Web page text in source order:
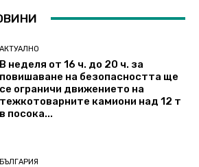
АКТУАЛНО
В неделя от 16 ч. до 20 ч. за
повишаване на безопасността ще
се ограничи движението на
тежкотоварните камиони над 12 т
в посока...
БЪЛГАРИЯ